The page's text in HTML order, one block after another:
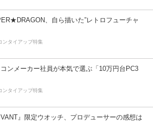
、自ら描いた”レトロフューチャ
ンタイアップ特集
ンメーカー社員が本気で選ぶ「10万円台PC3
ンタイアップ特集
』限定ウオッチ、プロデューサーの感想は